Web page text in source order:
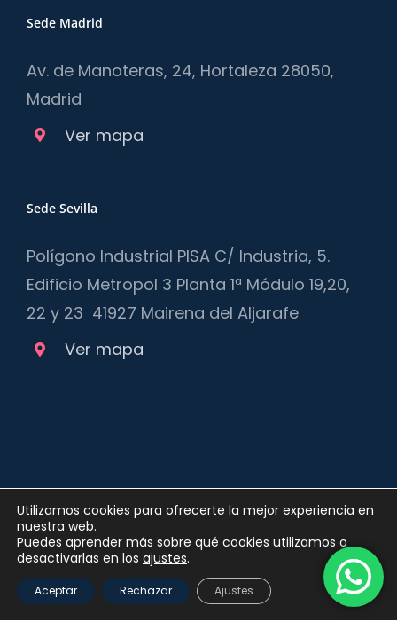
Sede Madrid
Av. de Manoteras, 24, Hortaleza 28050,
Madrid
Ver mapa
Sede Sevilla
Polígono Industrial PISA C/ Industria, 5.
Edificio Metropol 3 Planta 1ª Módulo 19,20,
22 y 23 41927 Mairena del Aljarafe
Ver mapa
Copyright 2012 - 2025 |Política de privacidadyPolítica de
Cookies| Queda prohibida la reproducción, distribución,
comunicación pública y utilización, total o parcial, de los
contenidos de esta web, en cualquier forma o modalidad,
Utilizamos cookies para ofrecerte la mejor experiencia en
nuestra web.
Puedes aprender más sobre qué cookies utilizamos o
desactivarlas en los ajustes.
Aceptar Rechazar Ajustes